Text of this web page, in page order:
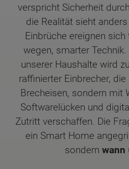
verspricht Sicherheit
die Realität sieht
Einbrüche ereignen
wegen, smarter
unserer Haushalte wird
raffinierter Einbrecher,
Brecheisen, sondern mit
Softwarelücken und
Zutritt verschaffen. Die
ein Smart Home
sondern wann